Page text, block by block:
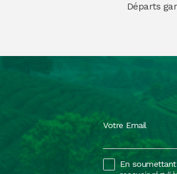
Départs
Votre Email
En